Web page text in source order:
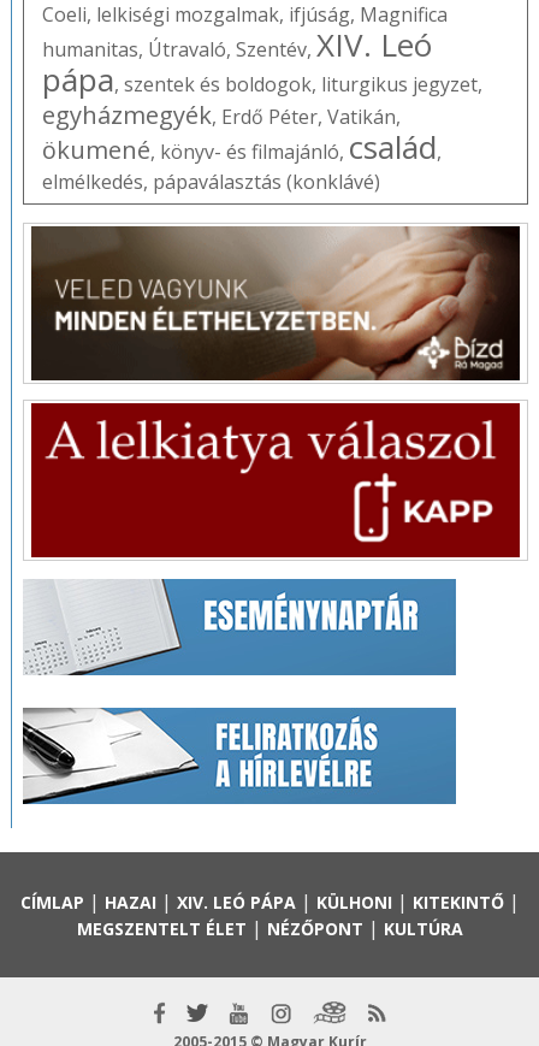
Coeli, lelkiségi mozgalmak, ifjúság, Magnifica
humanitas, Útravaló, Szentév, XIV. Leó
pápa, szentek és boldogok, liturgikus jegyzet,
egyházmegyék, Erdő Péter, Vatikán,
ökumené, könyv- és filmajánló, család,
elmélkedés, pápaválasztás (konklávé)
CÍMLAP | HAZAI | XIV. LEÓ PÁPA| KÜLHONI | KITEKINTŐ|
MEGSZENTELT ÉLET | NÉZŐPONT | KULTÚRA
2005-2015 © Magyar Kurír